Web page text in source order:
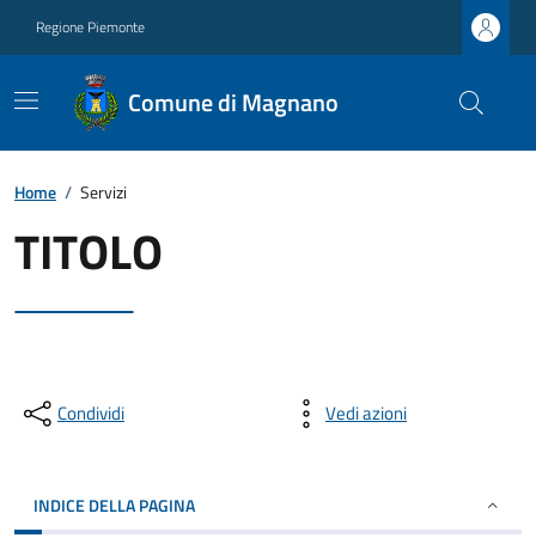
Regione Piemonte
Comune di Magnano
Home / Servizi
TITOLO
Condividi Vedi azioni
INDICE DELLA PAGINA